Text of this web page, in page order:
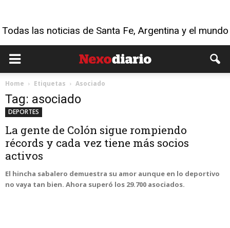
Todas las noticias de Santa Fe, Argentina y el mundo
Home Etiquetas Asociado
Tag: asociado
DEPORTES
La gente de Colón sigue rompiendo
récords y cada vez tiene más socios
activos
El hincha sabalero demuestra su amor aunque en lo deportivo
no vaya tan bien. Ahora superó los 29.700 asociados.